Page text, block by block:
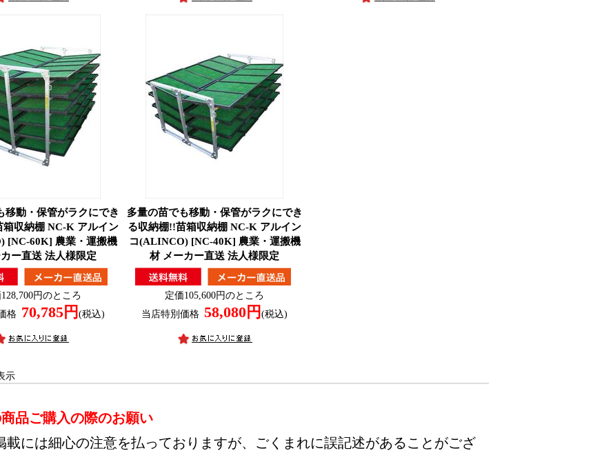
移動・保管がラクにでき
箱収納棚 NC-K アルイン
[NC-60K] 農業・運搬機
ー直送 法人様限定
円のところ
格 70,785円 (税込)
多量の苗でも移動・保管がラクにでき
る収納棚!!苗箱収納棚 NC-K アルイン
コ(ALINCO) [NC-40K] 農業・運搬機
材 メーカー直送 法人様限定
定価105,600円のところ
当店特別価格 58,080円(税込)
示
品ご購入の際のお願い
載には細心の注意を払っておりますが、ごくまれに誤記述があることがござ